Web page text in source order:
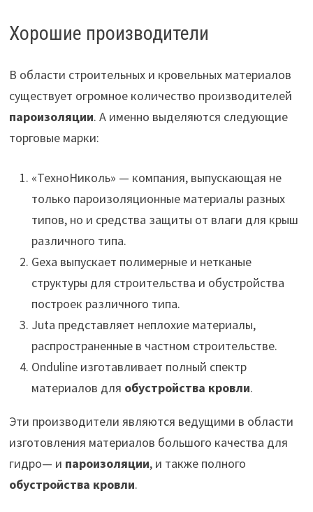
Хорошие производители
В области строительных и кровельных материалов
существует огромное количество производителей
пароизоляции. А именно выделяются следующие
торговые марки:
«ТехноНиколь» — компания, выпускающая не
только пароизоляционные материалы разных
типов, но и средства защиты от влаги для крыш
различного типа.
Gexa выпускает полимерные и нетканые
структуры для строительства и обустройства
построек различного типа.
Juta представляет неплохие материалы,
распространенные в частном строительстве.
Onduline изготавливает полный спектр
материалов для обустройства кровли.
Эти производители являются ведущими в области
изготовления материалов большого качества для
гидро— и пароизоляции, и также полного
обустройства кровли.